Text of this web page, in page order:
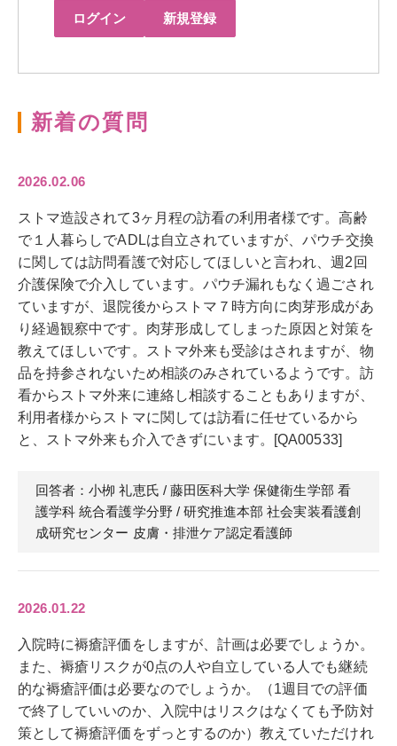
ログイン 新規登録
新着の質問
2026.02.06
ストマ造設されて3ヶ月程の訪看の利用者様です。高齢
で１人暮らしでADLは自立されていますが、パウチ交換
に関しては訪問看護で対応してほしいと言われ、週2回
介護保険で介入しています。パウチ漏れもなく過ごされ
ていますが、退院後からストマ７時方向に肉芽形成があ
り経過観察中です。肉芽形成してしまった原因と対策を
教えてほしいです。ストマ外来も受診はされますが、物
品を持参されないため相談のみされているようです。訪
看からストマ外来に連絡し相談することもありますが、
利用者様からストマに関しては訪看に任せているから
と、ストマ外来も介入できずにいます。[QA00533]
回答者：小栁 礼恵氏 / 藤田医科大学 保健衛生学部 看
護学科 統合看護学分野 / 研究推進本部 社会実装看護創
成研究センター 皮膚・排泄ケア認定看護師
2026.01.22
入院時に褥瘡評価をしますが、計画は必要でしょうか。
また、褥瘡リスクが0点の人や自立している人でも継続
的な褥瘡評価は必要なのでしょうか。（1週目での評価
で終了していいのか、入院中はリスクはなくても予防対
策として褥瘡評価をずっとするのか）教えていただけれ